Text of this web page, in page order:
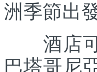
洲季節出
酒店可
巴塔哥尼